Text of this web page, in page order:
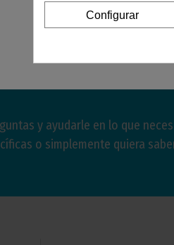
y ayudarle en lo que
o simplemente quiera
Configurar